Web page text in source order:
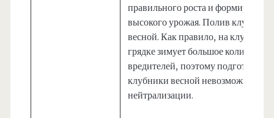
правильного роста и
высокого урожая. Полив клубники
весной. Как правило, на
грядке зимует большое количество
вредителей, поэтому подготовка
клубники весной невозможна без
нейтрализации.